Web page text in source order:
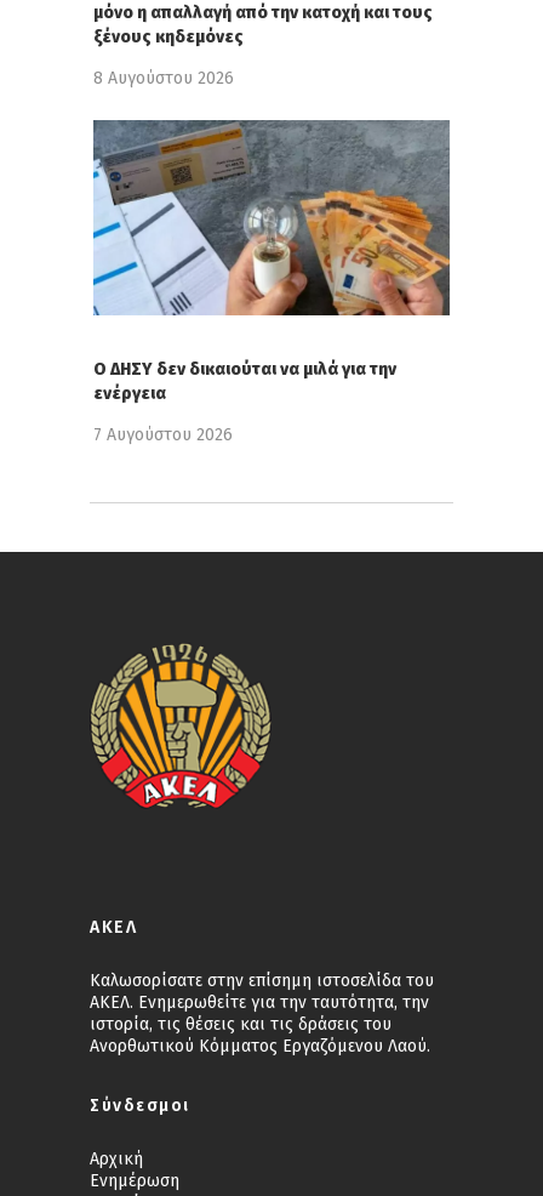
μόνο η απαλλαγή από την κατοχή και τους
ξένους κηδεμόνες
8 Αυγούστου 2026
Ο ΔΗΣΥ δεν δικαιούται να μιλά για την
ενέργεια
7 Αυγούστου 2026
ΑΚΕΛ
Καλωσορίσατε στην επίσημη ιστοσελίδα του
ΑΚΕΛ. Ενημερωθείτε για την ταυτότητα, την
ιστορία, τις θέσεις και τις δράσεις του
Ανορθωτικού Κόμματος Εργαζόμενου Λαού.
Σύνδεσμοι
Αρχική
Ενημέρωση